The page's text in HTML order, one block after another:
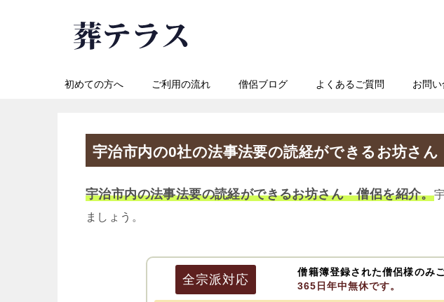
初めての方へ ご利用の流れ 僧侶ブログ よくあるご質問 お問
宇治市内の0社の法事法要の読経ができるお坊さん
宇治市内の法事法要の読経ができるお坊さん・僧侶を紹介。
ましょう。
全宗派対応
僧籍簿登録された僧侶様のみ
365日年中無休です。